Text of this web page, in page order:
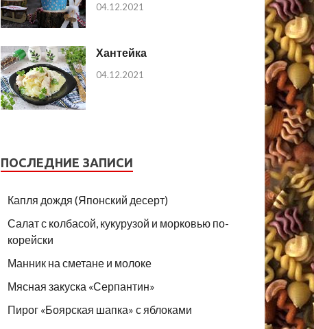
04.12.2021
Хантейка
04.12.2021
ПОСЛЕДНИЕ ЗАПИСИ
Капля дождя (Японский десерт)
Салат с колбасой, кукурузой и морковью по-
корейски
Манник на сметане и молоке
Мясная закуска «Серпантин»
Пирог «Боярская шапка» с яблоками